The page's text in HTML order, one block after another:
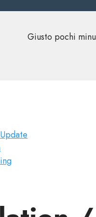
Giusto pochi